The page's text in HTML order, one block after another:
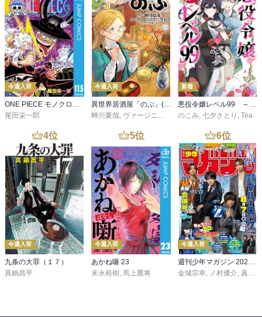
今週入荷
ONE PIECE モノクロ版 115
尾田栄一郎
今週入荷
異世界居酒屋「のぶ」(22)
蝉川夏哉, ヴァージニア二等兵 ,転
新着
悪役令嬢レベル99 ～私は裏ボスですが魔王ではありません～ その６
のこみ, 七夕さとり , Tea
4位
今週入荷
九条の大罪（１７）
真鍋昌平
5位
今週入荷
あかね噺 23
末永裕樹, 馬上鷹将
6位
今週入荷
週刊少年マガジン 2026年36・37号[2026年8月5日発売]
金城宗幸, ノ村優介, 真島ヒロ